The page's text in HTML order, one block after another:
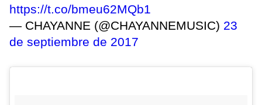
https://t.co/bmeu62MQb1
— CHAYANNE (@CHAYANNEMUSIC) 23
de septiembre de 2017